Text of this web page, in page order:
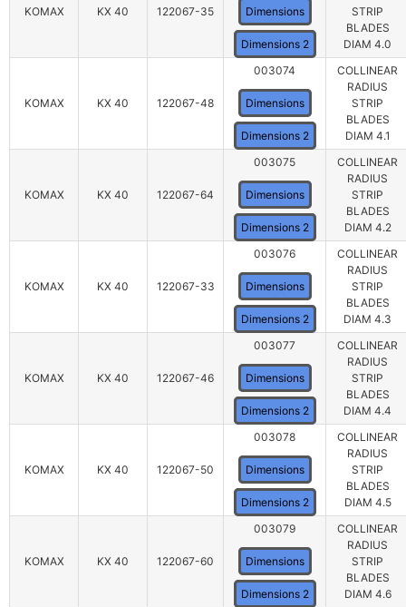
KOMAX KX 40 122067-35 Dimensions
Dimensions 2
STRIP
BLADES
DIAM 4.0
KOMAX KX 40 122067-48
003074
Dimensions
Dimensions 2
COLLINEAR
RADIUS
STRIP
BLADES
DIAM 4.1
KOMAX KX 40 122067-64
003075
Dimensions
Dimensions 2
COLLINEAR
RADIUS
STRIP
BLADES
DIAM 4.2
KOMAX KX 40 122067-33
003076
Dimensions
Dimensions 2
COLLINEAR
RADIUS
STRIP
BLADES
DIAM 4.3
KOMAX KX 40 122067-46
003077
Dimensions
Dimensions 2
COLLINEAR
RADIUS
STRIP
BLADES
DIAM 4.4
KOMAX KX 40 122067-50
003078
Dimensions
Dimensions 2
COLLINEAR
RADIUS
STRIP
BLADES
DIAM 4.5
KOMAX KX 40 122067-60
003079
Dimensions
Dimensions 2
COLLINEAR
RADIUS
STRIP
BLADES
DIAM 4.6